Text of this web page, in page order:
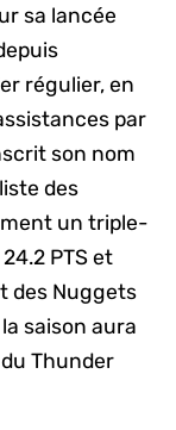
sa lancée
régulier, en
par
son nom
des
un triple-
PTS et
des Nuggets
saison aura
Thunder